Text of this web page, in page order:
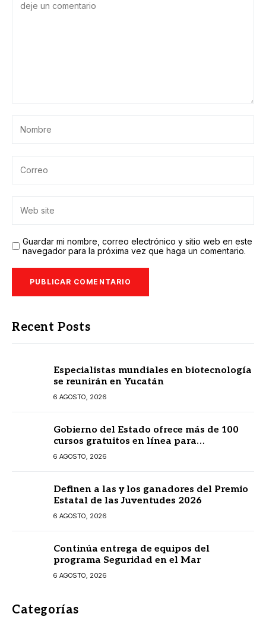
Guardar mi nombre, correo electrónico y sitio web en este
navegador para la próxima vez que haga un comentario.
Recent Posts
Especialistas mundiales en biotecnología
se reunirán en Yucatán
6 AGOSTO, 2026
Gobierno del Estado ofrece más de 100
cursos gratuitos en línea para
prestadores turísticos
6 AGOSTO, 2026
Definen a las y los ganadores del Premio
Estatal de las Juventudes 2026
6 AGOSTO, 2026
Continúa entrega de equipos del
programa Seguridad en el Mar
6 AGOSTO, 2026
Categorías